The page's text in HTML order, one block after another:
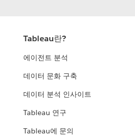
Tableau란?
에이전트 분석
데이터 문화 구축
데이터 분석 인사이트
Tableau 연구
Tableau에 문의